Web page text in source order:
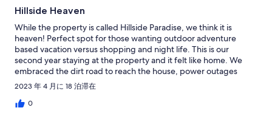
Hillside Heaven
While the property is called Hillside Paradise, we think it is
heaven! Perfect spot for those wanting outdoor adventure
based vacation versus shopping and night life. This is our
second year staying at the property and it felt like home. We
embraced the dirt road to reach the house, power outages
(electrical company issues), sand-flys, and smoke from mainland
because we loved snorkeling, deep-sea fishing, and fly-fishing.
TyTy was fantastic with his big smile taking us out on the center-
2023 年 4 月に 18 泊滞在
0